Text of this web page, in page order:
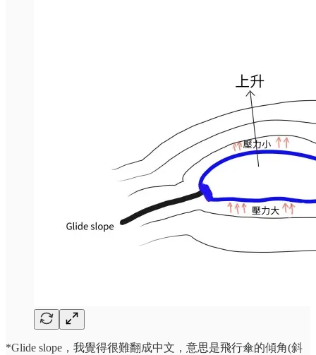
*Glide slope，我覺得很難翻成中文，意思是飛行傘的傾角(斜